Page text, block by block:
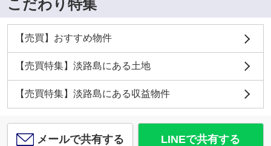
こだわり特集
【売買】おすすめ物件
【売買特集】淡路島にある土地
【売買特集】淡路島にある収益物件
メールで共有する LINEで共有する